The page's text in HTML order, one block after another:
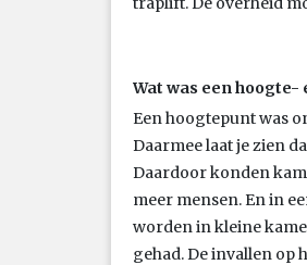
Wat was een
Een hoogtepunt was
Daarmee laat je zien
Daardoor konden
meer mensen. En in
worden in kleine
gehad. De invallen op